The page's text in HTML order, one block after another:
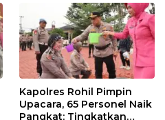
Kapolres Rohil Pimpin
Upacara, 65 Personel Naik
Pangkat: Tingkatkan